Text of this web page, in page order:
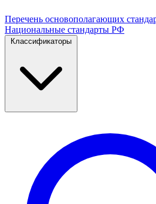
Перечень основополагающих
Национальные стандарты РФ
Классификаторы